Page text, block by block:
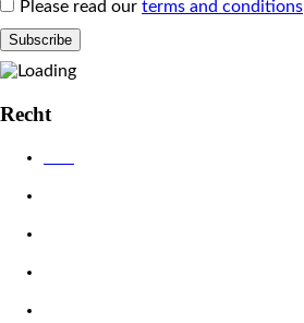
Please read our terms and conditions
Recht